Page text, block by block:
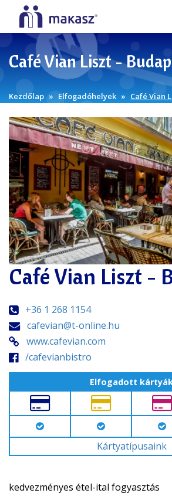
Café Vian Liszt -
Kezdőlap Elfogadóhelyek Café Vian
Café Vian Liszt -
+36 1 268 1154
cafevian@t-online.hu
www.cafevian.com
/cafevianbistro
Elfogadott
Kártyatípusaink
kedvezményes étel-ital fogyasztás